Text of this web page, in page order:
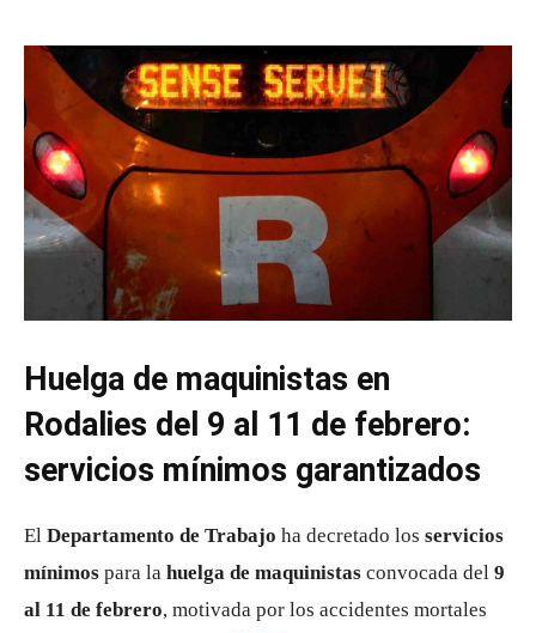
Huelga de maquinistas en
Rodalies del 9 al 11 de febrero:
servicios mínimos garantizados
El Departamento de Trabajo ha decretado los servicios
mínimos para la huelga de maquinistas convocada del 9
al 11 de febrero, motivada por los accidentes mortales